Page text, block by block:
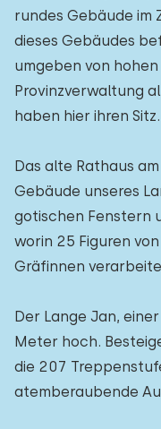
rundes Gebäude im
dieses Gebäudes
umgeben von
Provinzverwaltung
haben hier ihren Sitz.
Das alte Rathaus
Gebäude unseres
gotischen Fenstern
worin 25 Figuren
Gräfinnen
Der Lange Jan,
Meter hoch.
die 207
atemberaubende